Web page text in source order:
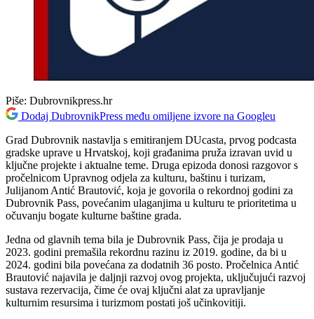
Piše: Dubrovnikpress.hr
Dodaj DubrovnikPress među omiljene izvore na Googleu
Grad Dubrovnik nastavlja s emitiranjem DUcasta, prvog podcasta
gradske uprave u Hrvatskoj, koji građanima pruža izravan uvid u
ključne projekte i aktualne teme. Druga epizoda donosi razgovor s
pročelnicom Upravnog odjela za kulturu, baštinu i turizam,
Julijanom Antić Brautović, koja je govorila o rekordnoj godini za
Dubrovnik Pass, povećanim ulaganjima u kulturu te prioritetima u
očuvanju bogate kulturne baštine grada.
Jedna od glavnih tema bila je Dubrovnik Pass, čija je prodaja u
2023. godini premašila rekordnu razinu iz 2019. godine, da bi u
2024. godini bila povećana za dodatnih 36 posto. Pročelnica Antić
Brautović najavila je daljnji razvoj ovog projekta, uključujući razvoj
sustava rezervacija, čime će ovaj ključni alat za upravljanje
kulturnim resursima i turizmom postati još učinkovitiji.